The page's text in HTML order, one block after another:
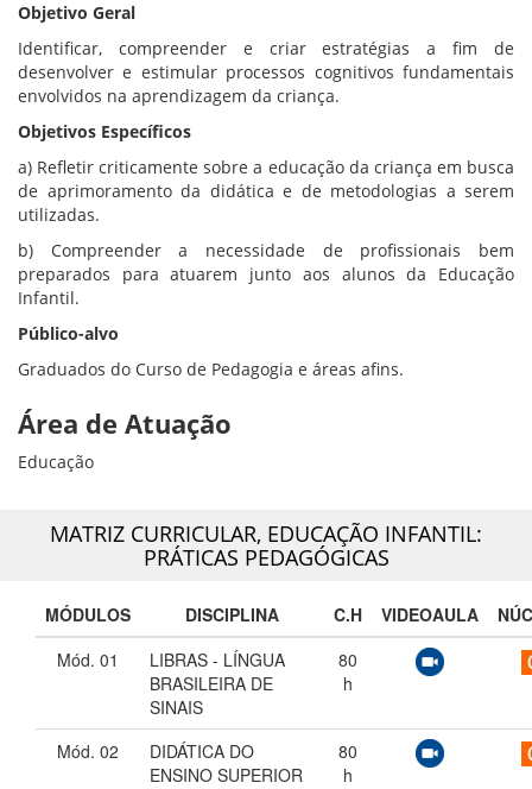
Objetivo Geral
Identificar, compreender e criar estratégias a fim de
desenvolver e estimular processos cognitivos fundamentais
envolvidos na aprendizagem da criança.
Objetivos Específicos
a) Refletir criticamente sobre a educação da criança em busca
de aprimoramento da didática e de metodologias a serem
utilizadas.
b) Compreender a necessidade de profissionais bem
preparados para atuarem junto aos alunos da Educação
Infantil.
Público-alvo
Graduados do Curso de Pedagogia e áreas afins.
Área de Atuação
Educação
MATRIZ CURRICULAR, EDUCAÇÃO INFANTIL:
PRÁTICAS PEDAGÓGICAS
MÓDULOS DISCIPLINA C.H VIDEOAULA
Mód. 01
LIBRAS - LÍNGUA
BRASILEIRA DE
SINAIS
80
h
Mód. 02
DIDÁTICA DO
ENSINO SUPERIOR
80
h